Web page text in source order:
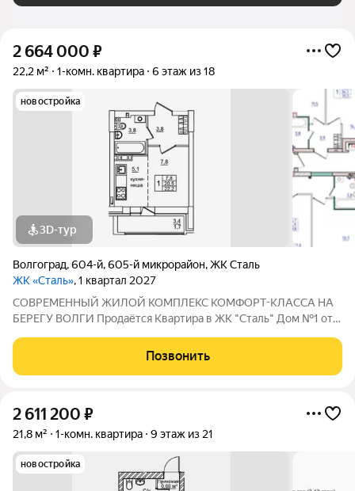
2 664 000 ₽
22,2 м² 1-комн. квартира 6 этаж из 18
новостройка
3D-тур
Волгоград,604-й,605-й микрорайон,ЖК Сталь
ЖК «Сталь», 1 квартал 2027
COBPЕМЕНHЫЙ ЖИЛОЙ КОМПЛЕКС КОМФОPT-KЛАСCA HA
БEРЕГУ ВОЛГИ Продaётся Квартирa в ЖК "Сталь" Дом №1 от
комплексе «Сталь» в Кpacнoapмейском райoне горoдa
Волгогpадa. Застройщик более чем с
Позвонить
2 611 200 ₽
21,8 м² 1-комн. квартира 9 этаж из 21
новостройка